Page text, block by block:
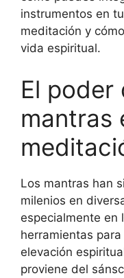
instrumentos en
meditación y
vida espiritual.
El poder
mantras
Los mantras han
milenios en
especialmente en
herramientas
elevación
proviene del